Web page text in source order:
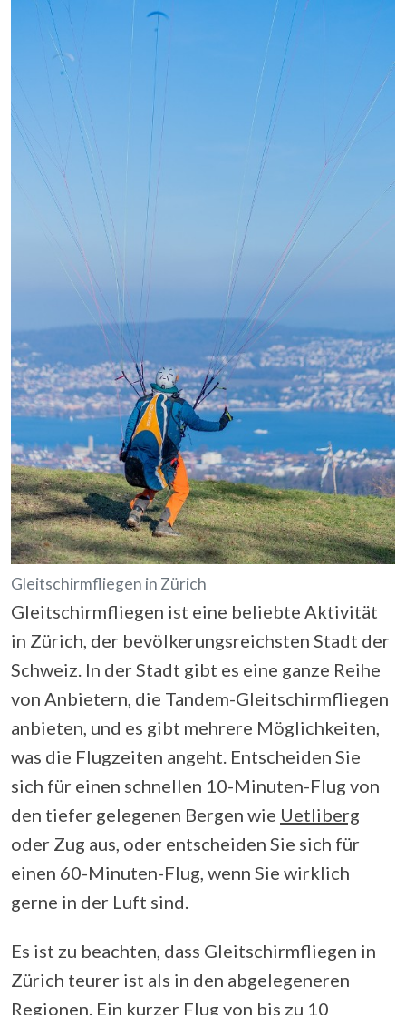
Gleitschirmfliegen in Zürich
Gleitschirmfliegen ist eine beliebte Aktivität
in Zürich, der bevölkerungsreichsten Stadt der
Schweiz. In der Stadt gibt es eine ganze Reihe
von Anbietern, die Tandem-Gleitschirmfliegen
anbieten, und es gibt mehrere Möglichkeiten,
was die Flugzeiten angeht. Entscheiden Sie
sich für einen schnellen 10-Minuten-Flug von
den tiefer gelegenen Bergen wie Uetliberg
oder Zug aus, oder entscheiden Sie sich für
einen 60-Minuten-Flug, wenn Sie wirklich
gerne in der Luft sind.
Es ist zu beachten, dass Gleitschirmfliegen in
Zürich teurer ist als in den abgelegeneren
Regionen. Ein kurzer Flug von bis zu 10